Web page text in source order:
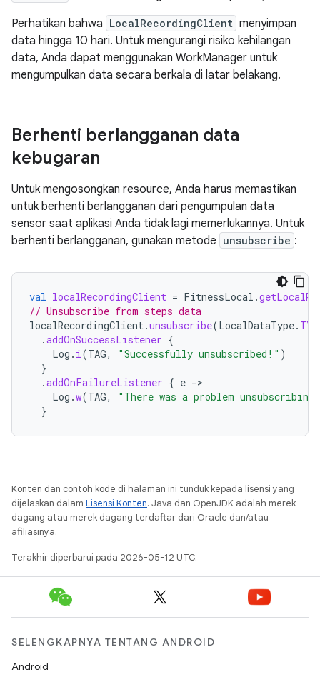
Perhatikan bahwa LocalRecordingClient menyimpan
data hingga 10 hari. Untuk mengurangi risiko kehilangan
data, Anda dapat menggunakan WorkManager untuk
mengumpulkan data secara berkala di latar belakang.
Berhenti berlangganan data
kebugaran
Untuk mengosongkan resource, Anda harus memastikan
untuk berhenti berlangganan dari pengumpulan data
sensor saat aplikasi Anda tidak lagi memerlukannya. Untuk
berhenti berlangganan, gunakan metode unsubscribe :
val localRecordingClient = FitnessLocal .
// Unsubscribe from steps data
localRecordingClient.unsubscribe(LocalDataType.
.addOnSuccessListener {
Log . i(TAG, "Successfully unsubscribed!" )
}
.addOnFailureListener { e -
Log .w(TAG,
"There was a problem
}
Konten dan contoh kode di halaman ini tunduk kepada lisensi yang
dijelaskan dalam Lisensi Konten. Java dan OpenJDK adalah merek
dagang atau merek dagang terdaftar dari Oracle dan/atau
afiliasinya.
Terakhir diperbarui pada 2026-05-12 UTC.
SELENGKAPNYA TENTANG ANDROID
Android